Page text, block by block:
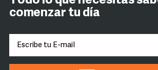
comenzar tu día